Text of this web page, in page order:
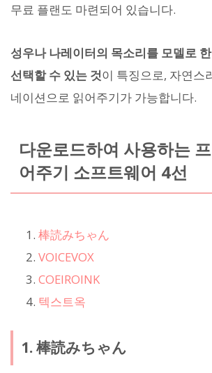
무료 플랜도 마련되어 있습니다.
성우나 나레이터의 목소리를 모델로
선택할 수 있는 것이 특징으로, 자연스
네이션으로 읽어주기가 가능합니다.
다운로드하여 사용하는
어주기 소프트웨어 4선
棒読みちゃん
VOICEVOX
COEIROINK
텍스트옥
1. 棒読みちゃん